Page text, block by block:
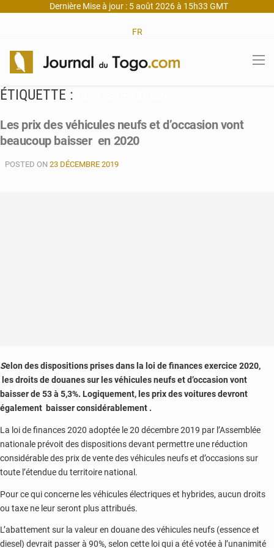
Dernière Mise à jour : 5 août 2026 à 15h33 GMT
FR
ÉTIQUETTE :
Les prix des véhicules neufs et d’occasion vont
beaucoup baisser en 2020
POSTED ON 23 DÉCEMBRE 2019
Selon des dispositions prises dans la loi de finances exercice 2020,
les droits de douanes sur les véhicules neufs et d’occasion vont
baisser de 53 à 5,3%. Logiquement, les prix des voitures devront
également baisserconsidérablement .
La loi de finances 2020 adoptée le 20 décembre 2019 par l’Assemblée
nationale prévoit des dispositions devant permettre une réduction
considérable des prix de vente des véhicules neufs et d’occasions sur
toute l’étendue du territoire national.
Pour ce qui concerne les véhicules électriques et hybrides, aucun droits
ou taxe ne leur seront plus attribués.
L’abattement sur la valeur en douane des véhicules neufs (essence et
diesel) devrait passer à 90%, selon cette loi qui a été votée à l’unanimité